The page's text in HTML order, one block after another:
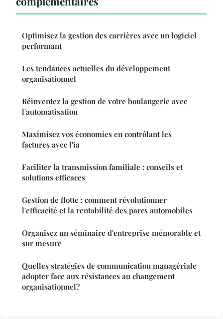
Optimisez la gestion des carrières avec un logiciel
performant
Les tendances actuelles du développement
organisationnel
Réinventez la gestion de votre boulangerie avec
l'automatisation
Maximisez vos économies en contrôlant les
factures avec l'ia
Faciliter la transmission familiale : conseils et
solutions efficaces
Gestion de flotte : comment révolutionner
l'efficacité et la rentabilité des parcs automobiles
Organisez un séminaire d'entreprise mémorable et
sur mesure
Quelles stratégies de communication managériale
adopter face aux résistances au changement
organisationnel?